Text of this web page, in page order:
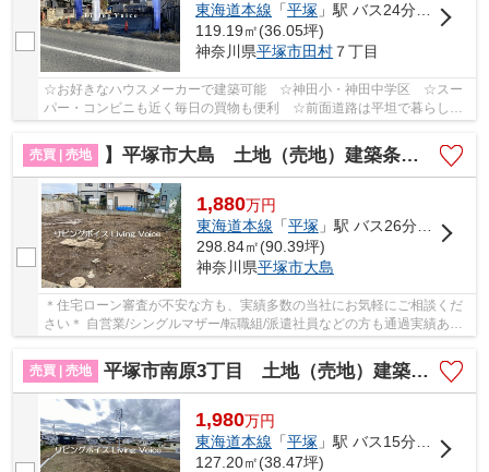
東海道本線 「平塚 」駅 バス24分 「駒返橋」 停歩1分
119.19㎡(36.05坪)
神奈川県平塚市田村 ７丁目
☆お好きなハウスメーカーで建築可能 ☆神田小・神田中学区 ☆スー
パー・コンビニも近く毎日の買物も便利 ☆前面道路は平坦で暮らしや
売買 | 売地
】平塚市大島 土地（売地）建築条件なし
1,880万円
東海道本線 「平塚 」駅 バス26分 「バス停」 停歩4分
298.84㎡(90.39坪)
神奈川県平塚市大島
＊住宅ローン審査が不安な方も、実績多数の当社にお気軽にご相談くだ
さい＊ 自営業/シングルマザー/転職組/派遣社員などの方も通過実績あ
売買 | 売地
平塚市南原3丁目 土地（売地）建築条件なし NO.3 全10区画
1,980万円
東海道本線 「平塚 」駅 バス15分 「南原土手」 停歩5分
127.20㎡(38.47坪)